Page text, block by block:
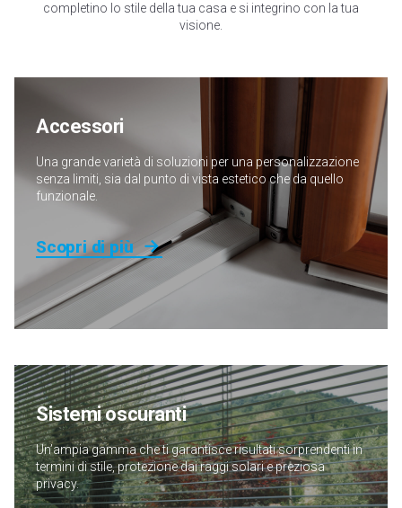
Amber
spazzolato
Grigio Scuro
Venato soft
completino lo stile della tua casa e si integrino con la tua
visione.
Accessori
Una grande varietà di soluzioni per una personalizzazione
senza limiti, sia dal punto di vista estetico che da quello
funzionale.
Scopri di più
Sistemi oscuranti
Un’ampia gamma che ti garantisce risultati sorprendenti in
termini di stile, protezione dai raggi solari e preziosa
privacy.